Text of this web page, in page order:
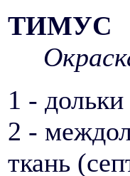
ТИМУС
1 - дольки
2 -
ткань